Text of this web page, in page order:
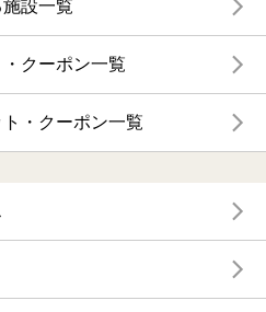
設一覧
クーポン一覧
・クーポン一覧